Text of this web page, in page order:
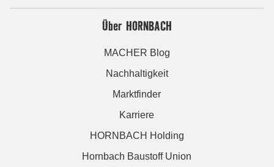
Über HORNBACH
MACHER Blog
Nachhaltigkeit
Marktfinder
Karriere
HORNBACH Holding
Hornbach Baustoff Union